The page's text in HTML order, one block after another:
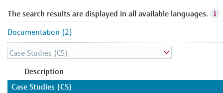
The search results are displayed in all available languages.
Documentation (2)
Description
Case Studies (CS)